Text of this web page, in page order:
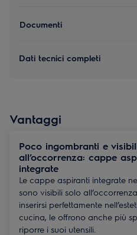
Documenti
Dati tecnici completi
Vantaggi
Poco ingombranti e
all’occorrenza: cappe
integrate
Le cappe aspiranti integrate
sono visibili solo
inserirsi perfettamente
cucina, le offrono anche più
riporre i suoi utensili.